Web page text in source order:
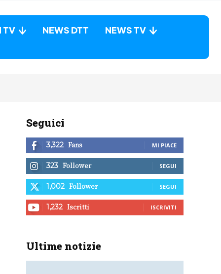
TV NEWS DTT
NEWS TV
Seguici
3,322 Fans MI PIACE
323 Follower SEGUI
1,002 Follower SEGUI
1,232 Iscritti ISCRIVITI
Ultime notizie